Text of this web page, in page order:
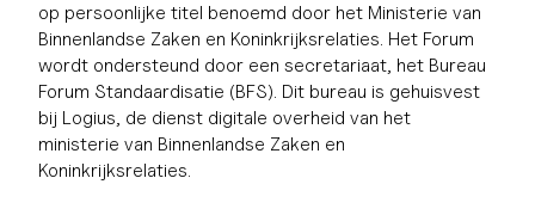
op persoonlijke titel benoemd door het Ministerie van
Binnenlandse Zaken en Koninkrijksrelaties. Het Forum
wordt ondersteund door een secretariaat, het Bureau
Forum Standaardisatie (BFS). Dit bureau is gehuisvest
bij Logius, de dienst digitale overheid van het
ministerie van Binnenlandse Zaken en
Koninkrijksrelaties.